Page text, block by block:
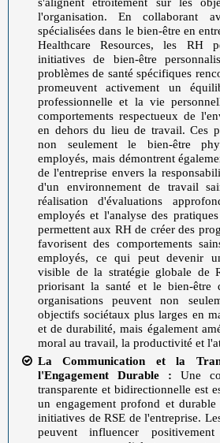
l'organisation. En collaborant
spécialisées dans le bien-être en
Healthcare Resources, les RH
initiatives de bien-être
problèmes de santé spécifiques
promeuvent activement un
professionnelle et la vie
comportements respectueux de
en dehors du lieu de travail. Ces
non seulement le bien-être
employés, mais démontrent
de l'entreprise envers la
d'un environnement de travail
réalisation d'évaluations
employés et l'analyse des
permettent aux RH de créer des
favorisent des comportements
employés, ce qui peut devenir
visible de la stratégie globale de
priorisant la santé et le bien-être
organisations peuvent non
objectifs sociétaux plus larges en
et de durabilité, mais également
moral au travail, la productivité et
La Communication et la
l'Engagement Durable : Une
transparente et bidirectionnelle est
un engagement profond et
initiatives de RSE de l'entreprise.
peuvent influencer